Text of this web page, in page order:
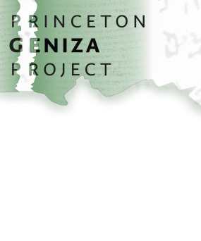
Skip to main content
home